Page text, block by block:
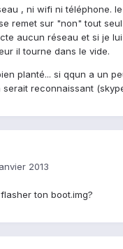
, ni wifi ni téléphone.
remet sur "non" tout
aucun réseau et si je
il tourne dans le vide.
planté... si qqun a un
reconnaissant
2013
ton boot.img?